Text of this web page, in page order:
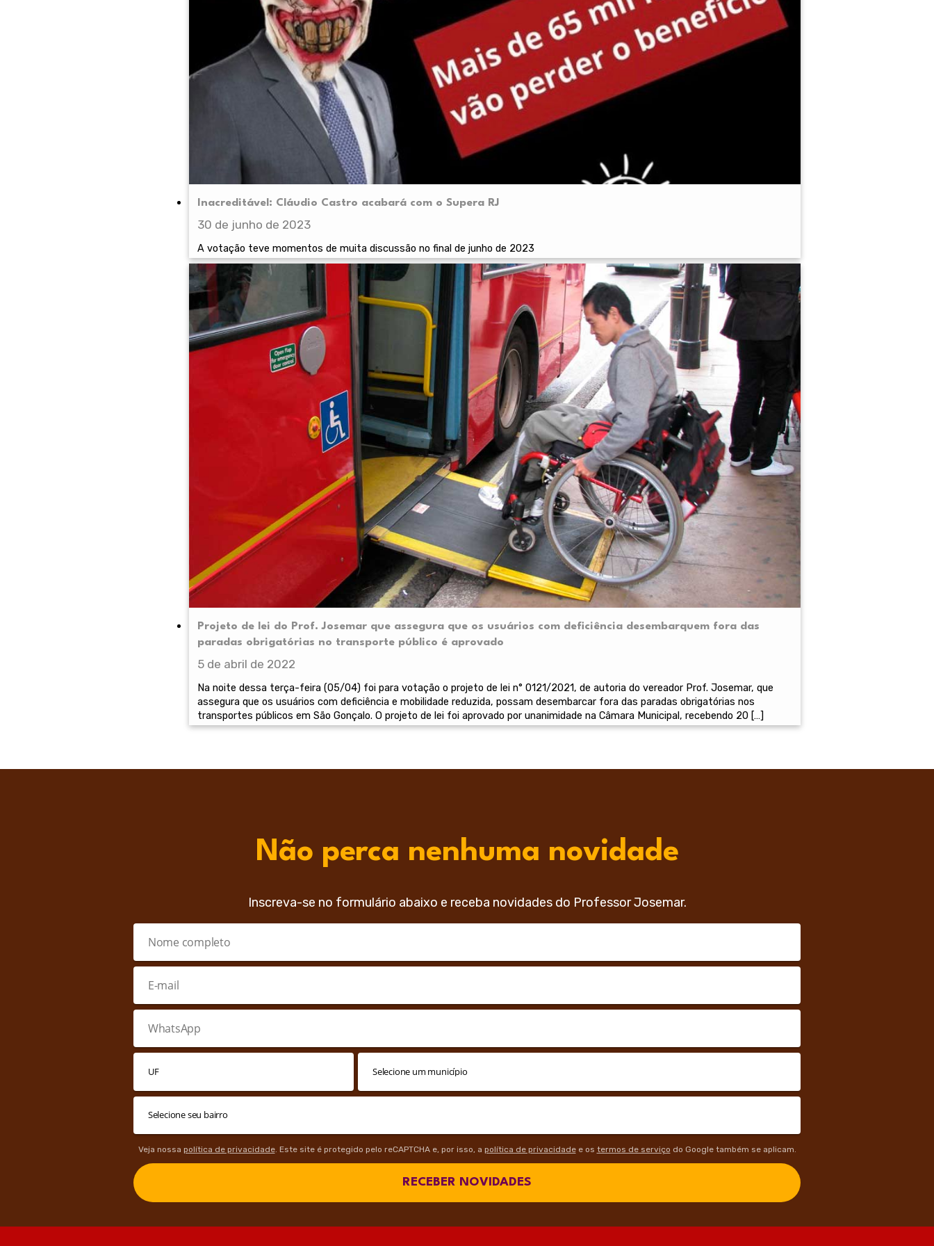
Inacreditável: Cláudio Castro acabará com o Supera RJ
30 de junho de 2023
A votação teve momentos de muita discussão no final de junho de 2023
Projeto de lei do Prof. Josemar que assegura que os usuários com deficiência desembarquem fora das
paradas obrigatórias no transporte público é aprovado
5 de abril de 2022
Na noite dessa terça-feira (05/04) foi para votação o projeto de lei n° 0121/2021, de autoria do vereador Prof. Josemar, que
assegura que os usuários com deficiência e mobilidade reduzida, possam desembarcar fora das paradas obrigatórias nos
transportes públicos em São Gonçalo. O projeto de lei foi aprovado por unanimidade na Câmara Municipal, recebendo 20 […]
Não perca nenhuma novidade
Inscreva-se no formulário abaixo e receba novidades do Professor Josemar.
Veja nossa política de privacidade. Este site é protegido pelo reCAPTCHA e, por isso, a política de privacidadee os termos de serviço do Google também se aplicam.
RECEBER NOVIDADES